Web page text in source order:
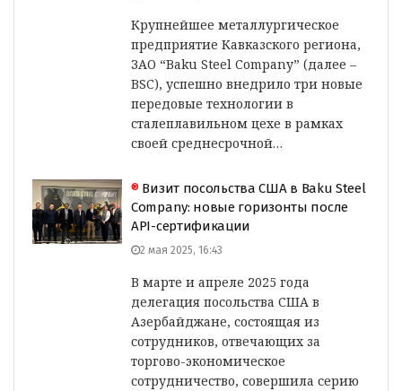
Крупнейшее металлургическое
предприятие Кавказского региона,
ЗАО “Baku Steel Company” (далее –
BSC), успешно внедрило три новые
передовые технологии в
сталеплавильном цехе в рамках
своей среднесрочной…
® Визит посольства США в Baku Steel
Company: новые горизонты после
API-сертификации
2 мая 2025, 16:43
В марте и апреле 2025 года
делегация посольства США в
Азербайджане, состоящая из
сотрудников, отвечающих за
торгово-экономическое
сотрудничество, совершила серию